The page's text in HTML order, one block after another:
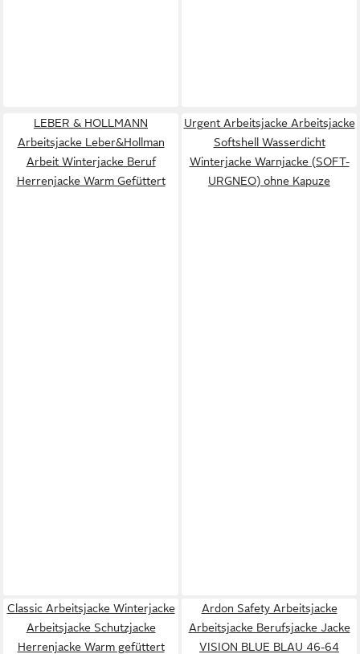
LEBER & HOLLMANN
Arbeitsjacke Leber&Hollman
Arbeit Winterjacke Beruf
Herrenjacke Warm Gefüttert
Urgent Arbeitsjacke Arbeitsjacke
Softshell Wasserdicht
Winterjacke Warnjacke (SOFT-
URGNEO) ohne Kapuze
Classic Arbeitsjacke Winterjacke
Arbeitsjacke Schutzjacke
Herrenjacke Warm gefüttert
Ardon Safety Arbeitsjacke
Arbeitsjacke Berufsjacke Jacke
VISION BLUE BLAU 46-64